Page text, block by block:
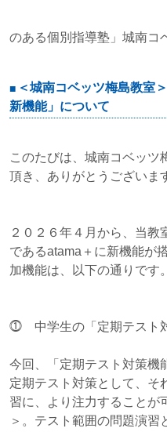
＜「プラス
のある個別指導塾」城南コ
＜城南コベッツ梅島教室
新機能」について
このたびは、城南コベッツ
頂き、ありがとうございま
２０２６年４月から、当
であるatama＋に新機能が
加機能は、以下の通りです。
⓵ 中学生の「定期テスト
今回、「定期テスト対策機
定期テスト対策として、そ
習に、より注力することが
＞。テスト範囲の問題演習